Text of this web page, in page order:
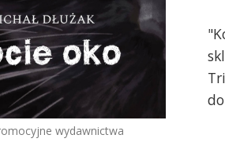
wydawnictwa